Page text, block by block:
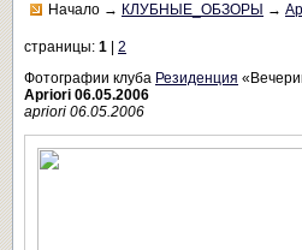
Начало → КЛУБНЫЕ_ОБЗОРЫ →
страницы: 1
2
Фотографии клуба Резиденция
Apriori 06.05.2006
apriori 06.05.2006